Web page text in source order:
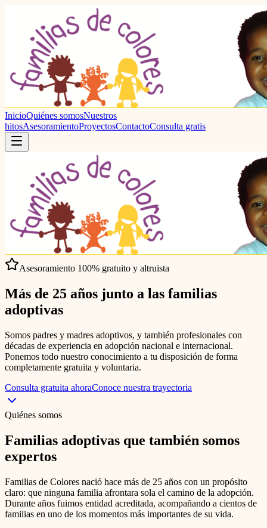
InicioQuiénes somosNuestros
hitosAsesoramientoProyectosContactoConsulta gratis
Asesoramiento 100% gratuito y altruista
Más de 25 años junto a las familias
adoptivas
Somos padres y madres adoptivos, y también profesionales con
décadas de experiencia en adopción nacional e internacional.
Ponemos todo nuestro conocimiento a tu disposición de forma
completamente gratuita y voluntaria.
Consulta gratuita ahoraConoce nuestra trayectoria
Quiénes somos
Familias adoptivas que también somos
expertos
Familias de Colores nació hace más de 25 años con un propósito
claro: que ninguna familia afrontara sola el camino de la adopción.
Durante años fuimos entidad acreditada, acompañando a cientos de
familias en uno de los momentos más importantes de su vida.